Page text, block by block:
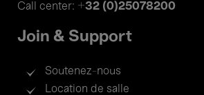
Call center: +32 (0)25078200
Join & Support
Soutenez-nous
Location de salle